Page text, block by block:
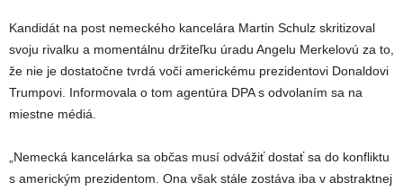
Kandidát na post nemeckého kancelára Martin Schulz skritizoval
svoju rivalku a momentálnu držiteľku úradu Angelu Merkelovú za to,
že nie je dostatočne tvrdá voči americkému prezidentovi Donaldovi
Trumpovi. Informovala o tom agentúra DPA s odvolaním sa na
miestne médiá.
„Nemecká kancelárka sa občas musí odvážiť dostať sa do konfliktu
s americkým prezidentom. Ona však stále zostáva iba v abstraktnej